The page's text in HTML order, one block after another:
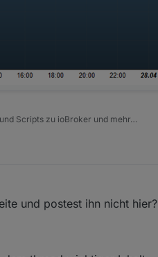
Scripts zu ioBroker und mehr…
und postest ihn nicht hier?